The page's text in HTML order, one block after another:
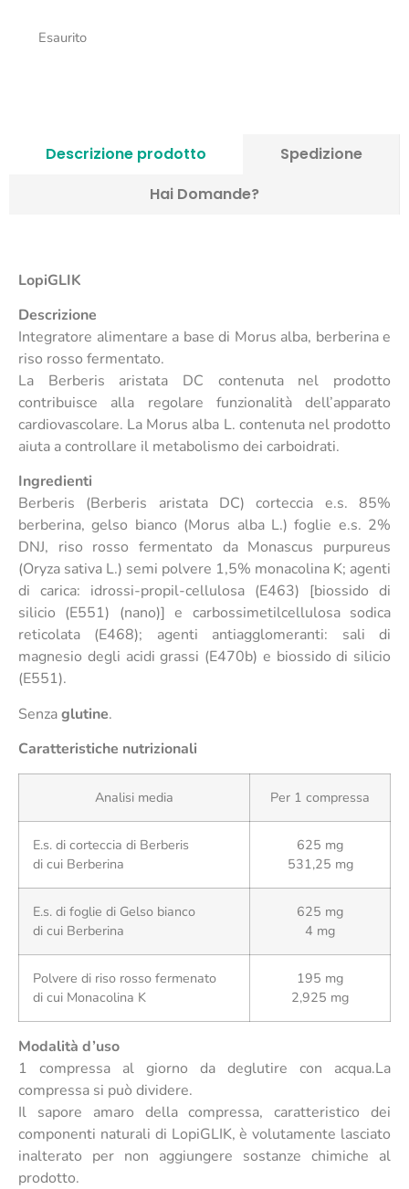
Esaurito
Descrizione prodotto
Spedizione
Hai Domande?
LopiGLIK
Descrizione
Integratore alimentare a base di Morus alba, berberina e
riso rosso fermentato.
La Berberis aristata DC contenuta nel prodotto
contribuisce alla regolare funzionalità dell’apparato
cardiovascolare. La Morus alba L. contenuta nel prodotto
aiuta a controllare il metabolismo dei carboidrati.
Ingredienti
Berberis (Berberis aristata DC) corteccia e.s. 85%
berberina, gelso bianco (Morus alba L.) foglie e.s. 2%
DNJ, riso rosso fermentato da Monascus purpureus
(Oryza sativa L.) semi polvere 1,5% monacolina K; agenti
di carica: idrossi-propil-cellulosa (E463) [biossido di
silicio (E551) (nano)] e carbossimetilcellulosa sodica
reticolata (E468); agenti antiagglomeranti: sali di
magnesio degli acidi grassi (E470b) e biossido di silicio
(E551).
Senzaglutine.
Caratteristiche nutrizionali
Analisi media Per 1 compressa
E.s. di corteccia di Berberis
di cui Berberina
625 mg
531,25 mg
E.s. di foglie di Gelso bianco
di cui Berberina
625 mg
4 mg
Polvere di riso rosso fermenato
di cui Monacolina K
195 mg
2,925 mg
Modalità d’uso
1 compressa al giorno da deglutire con acqua.La
compressa si può dividere.
Il sapore amaro della compressa, caratteristico dei
componenti naturali di LopiGLIK, è volutamente lasciato
inalterato per non aggiungere sostanze chimiche al
prodotto.